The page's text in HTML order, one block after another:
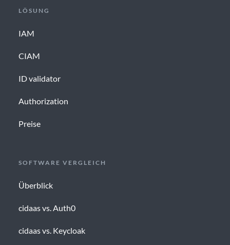
LÖSUNG
IAM
CIAM
ID validator
Authorization
Preise
SOFTWARE VERGLEICH
Überblick
cidaas vs. Auth0
cidaas vs. Keycloak